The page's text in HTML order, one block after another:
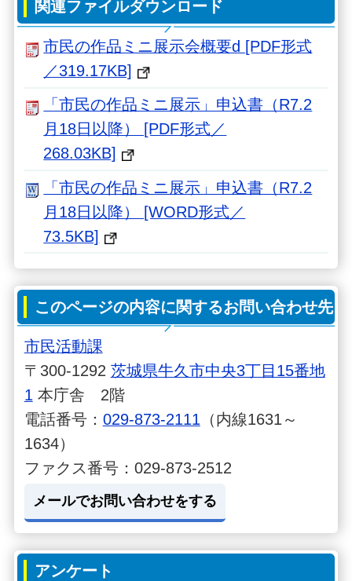
関連ファイルダウンロード
市民の作品ミニ展示会概要d [PDF形式
／319.17KB]
「市民の作品ミニ展示」申込書（R7.2
月18日以降） [PDF形式／
268.03KB]
「市民の作品ミニ展示」申込書（R7.2
月18日以降） [WORD形式／
73.5KB]
このページの内容に関するお問い合わせ先
市民活動課
〒300-1292 茨城県牛久市中央3丁目15番地
1 本庁舎 2階
電話番号： 029-873-2111 （内線1631～
1634）
ファクス番号：029-873-2512
メールでお問い合わせをする
アンケート